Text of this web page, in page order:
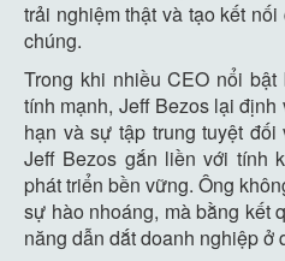
trải nghiệm thật và tạo kết
chúng.
Trong khi nhiều CEO nổi
tính mạnh, Jeff Bezos lại
hạn và sự tập trung tuyệt
Jeff Bezos gắn liền với tính
phát triển bền vững. Ông
sự hào nhoáng, mà bằng kết
năng dẫn dắt doanh nghiệp ở